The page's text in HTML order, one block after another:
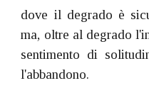
dove il degrado è
ma, oltre al degrado
sentimento di
l'abbandono.